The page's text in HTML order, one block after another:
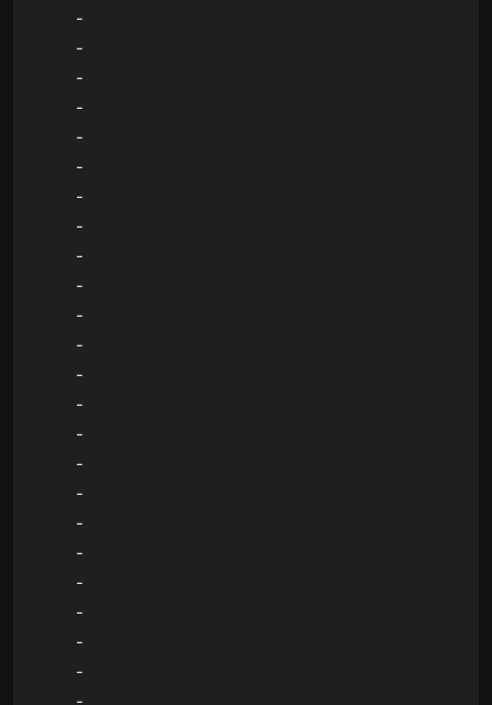
-
-
-
-
-
-
-
-
-
-
-
-
-
-
-
-
-
-
-
-
-
-
-